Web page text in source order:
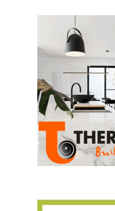
Για να μαθαίνετε
τις τάσεις του
Email
Γράψτε εδώ το